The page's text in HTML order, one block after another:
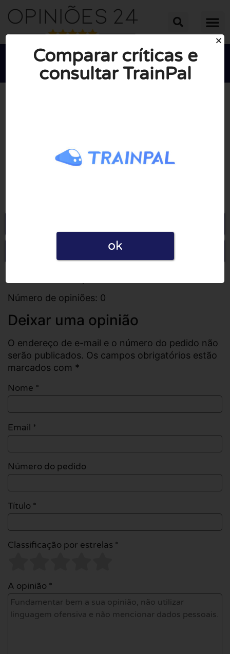

Escrever uma opinião
Número de opiniões: 0
Deixar uma opinião
O endereço de e-mail e o número do pedido não
serão publicados. Os campos obrigatórios estão
marcados com *
Nome *
Email *
Número do pedido
Título *
Classificação por estrelas *
A opinião *
Comparar críticas e
consultar TrainPal
ok